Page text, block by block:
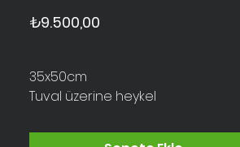
₺9.500,00
35x50cm
Tuval üzerine heykel